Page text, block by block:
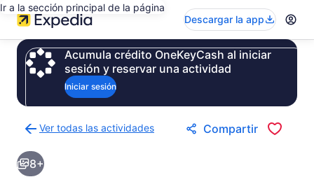
Ir a la sección principal de la página
Descargar la app
Acumula crédito OneKeyCash al iniciar
sesión y reservar una actividad
Iniciar sesión
Ver todas las actividades
a
la
página
Compartir
8+